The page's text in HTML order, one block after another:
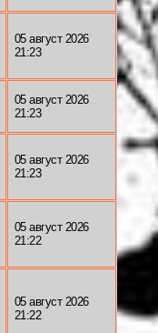
05 август 2026
21:23
05 август 2026
21:23
05 август 2026
21:23
05 август 2026
21:22
05 август 2026
21:22